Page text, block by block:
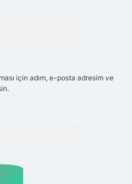
için adım, e-posta adresim ve